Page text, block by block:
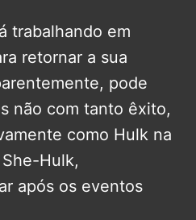
trabalhando em
retornar a sua
pode
não com tanto êxito,
como Hulk na
Hulk,
após os eventos